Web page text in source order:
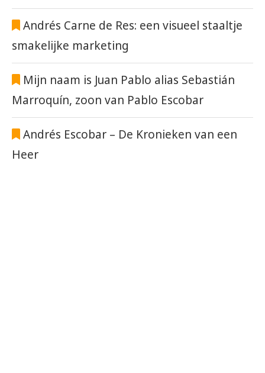
Andrés Carne de Res: een visueel staaltje
smakelijke marketing
Mijn naam is Juan Pablo alias Sebastián
Marroquín, zoon van Pablo Escobar
Andrés Escobar – De Kronieken van een
Heer